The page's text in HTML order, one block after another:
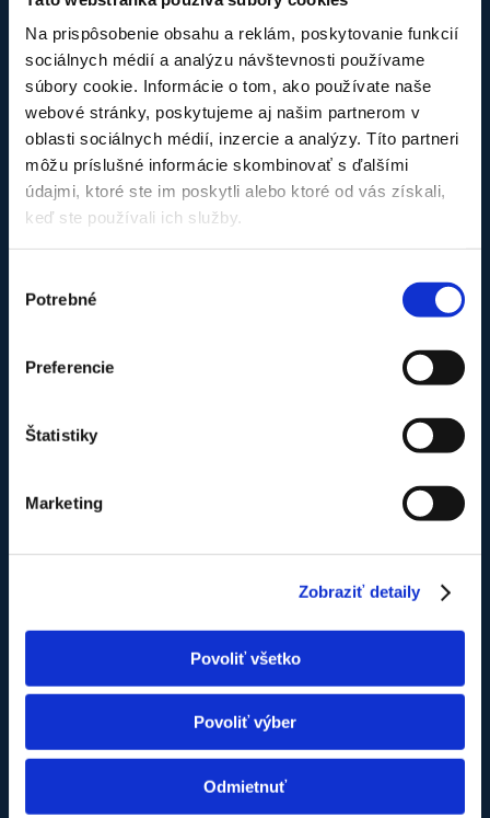
Na prispôsobenie obsahu a reklám, poskytovanie funkcií
sociálnych médií a analýzu návštevnosti používame
súbory cookie. Informácie o tom, ako používate naše
webové stránky, poskytujeme aj našim partnerom v
oblasti sociálnych médií, inzercie a analýzy. Títo partneri
môžu príslušné informácie skombinovať s ďalšími
údajmi, ktoré ste im poskytli alebo ktoré od vás získali,
keď ste používali ich služby.
súhlasu
Potrebné
Preferencie
Štatistiky
Marketing
Zobraziť detaily
Povoliť všetko
Povoliť výber
Odmietnuť
Náš tím v pracovnom nasadení